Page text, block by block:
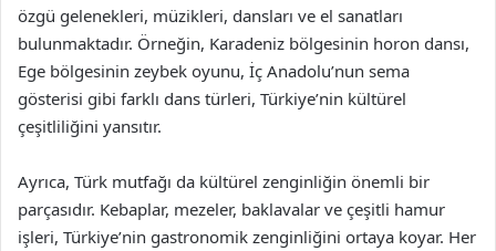
özgü gelenekleri, müzikleri, dansları ve el sanatları
bulunmaktadır. Örneğin, Karadeniz bölgesinin horon dansı,
Ege bölgesinin zeybek oyunu, İç Anadolu’nun sema
gösterisi gibi farklı dans türleri, Türkiye’nin kültürel
çeşitliliğini yansıtır.
Ayrıca, Türk mutfağı da kültürel zenginliğin önemli bir
parçasıdır. Kebaplar, mezeler, baklavalar ve çeşitli hamur
işleri, Türkiye’nin gastronomik zenginliğini ortaya koyar. Her